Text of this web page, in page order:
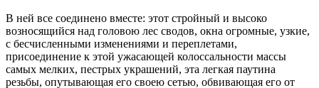
В ней все соединено вместе: этот стройный и высоко
возносящийся над головою лес сводов, окна огромные, узкие,
с бесчисленными изменениями и переплетами,
присоединение к этой ужасающей колоссальности массы
самых мелких, пестрых украшений, эта легкая паутина
резьбы, опутывающая его своею сетью, обвивающая его от